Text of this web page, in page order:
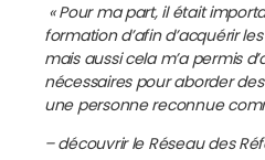
« Pour ma part, il était
formation d’afin d’acquérir
mais aussi cela m’a permis
nécessaires pour aborder
une personne reconnue
– découvrir le Réseau des